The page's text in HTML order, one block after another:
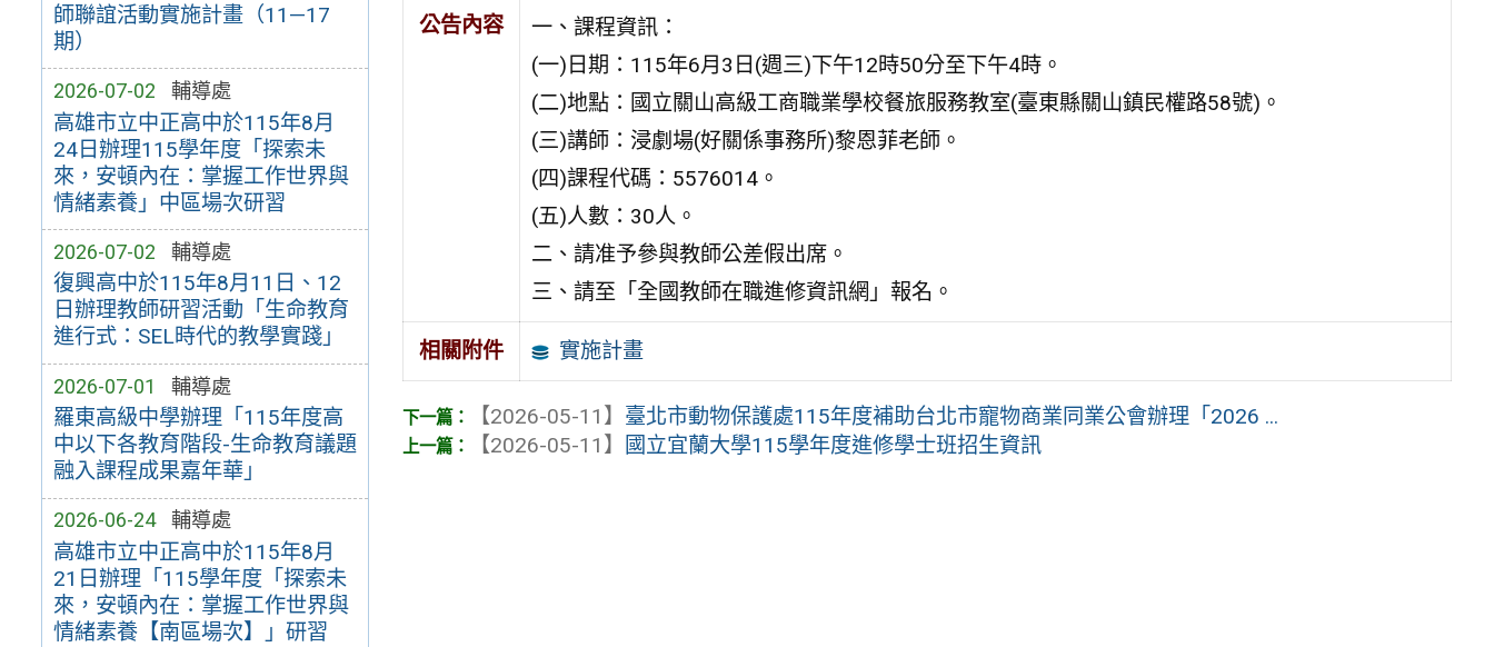
師聯誼活動實施計畫（11—17
期）
2026-07-02 輔導處
高雄市立中正高中於115年8月
24日辦理115學年度「探索未
來，安頓內在：掌握工作世界與
情緒素養」中區場次研習
2026-07-02 輔導處
復興高中於115年8月11日、12
日辦理教師研習活動「生命教育
進行式：SEL時代的教學實踐」
2026-07-01 輔導處
羅東高級中學辦理「115年度高
中以下各教育階段-生命教育議題
融入課程成果嘉年華」
2026-06-24 輔導處
高雄市立中正高中於115年8月
21日辦理「115學年度「探索未
來，安頓內在：掌握工作世界與
情緒素養【南區場次】」研習
公告內容
一、課程資訊：
(一)日期：115年6月3日(週三)下午12時50分至下午4時。
(二)地點：國立關山高級工商職業學校餐旅服務教室(臺東縣關山鎮民權路58號)。
(三)講師：浸劇場(好關係事務所)黎恩菲老師。
(四)課程代碼：5576014。
(五)人數：30人。
二、請准予參與教師公差假出席。
三、請至「全國教師在職進修資訊網」報名。
相關附件 實施計畫
【2026-05-11】 臺北市動物保護處115年度補助台北市寵物商業同業公會辦理「2026 ...
【2026-05-11】
國立宜蘭大學115學年度進修學士班招生資訊